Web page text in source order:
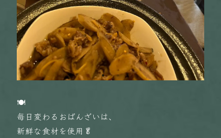
🍽️
毎日変わるおばんざいは、
新鮮な食材を使用🥬